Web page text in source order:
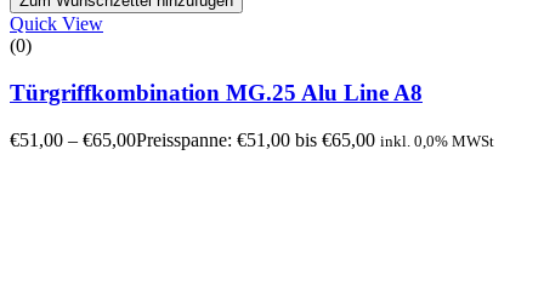
Quick View
(0)
Türgriffkombination MG.25 Alu Line A8
€51,00 – €65,00Preisspanne: €51,00 bis €65,00 inkl. 0,0% MWSt